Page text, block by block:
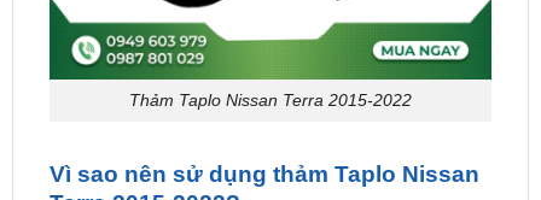
Thảm Taplo Nissan Terra 2015-2022
Vì sao nên sử dụng thảm Taplo Nissan
Tận Hưởng Sự Mềm Mại và Đẳng Cấp